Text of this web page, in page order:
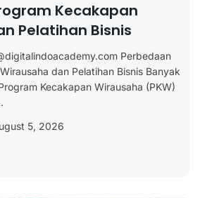
Kecakapan
Pelatihan Bisnis
Perbedaan
dan Pelatihan Bisnis Banyak
Kecakapan Wirausaha (PKW)
5, 2026